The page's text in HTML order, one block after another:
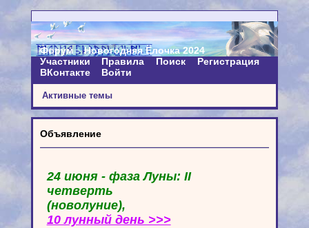
Форум
Новогодняя Ёлочка 2024
Участники
Правила Поиск
Регистрация
ВКонтакте
Войти
Активные темы
Объявление
24 июня - фаза Луны: II
четверть
(новолуние),
10 лунный день >>>